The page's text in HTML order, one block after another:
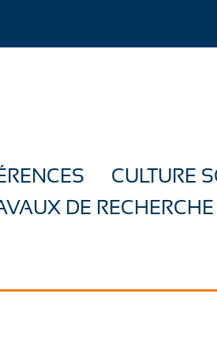
CULTURE
DE RECHERCHE